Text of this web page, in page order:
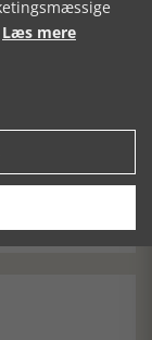
–
OG
Læs mere